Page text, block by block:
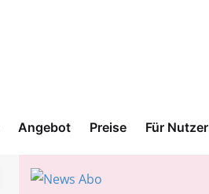
Angebot Preise Für Nutzer